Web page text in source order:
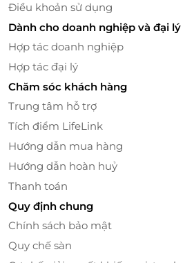
Hồ bơi xanh mát
Khu vườn rộng mở
Nhà hàng trong khuôn viên
Tầm nhìn ra núi tuyệt đẹp
Mỗi căn lều đều có:
Wi-Fi miễn phí
Phòng tắm chung với vòi xịt/
Máy sấy tóc
Dép đi trong phòng đảm
cả những du khách khó tính.
Khu lều còn có sân chơi trẻ em,
đôi đi cùng con nhỏ hoặc
nhỏ 02-03 thành viên.
Điều khoản sử dụng
Dành cho doanh nghiệp và đại lý
Hợp tác doanh nghiệp
Hợp tác đại lý
Chăm sóc khách hàng
Trung tâm hỗ trợ
Tích điểm LifeLink
Hướng dẫn mua hàng
Hướng dẫn hoàn huỷ
Thanh toán
Quy định chung
Chính sách bảo mật
Quy chế sàn